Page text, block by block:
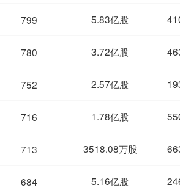
799 5.83亿股
780 3.72亿股
752 2.57亿股
716 1.78亿股
713 3518.08万股
684 5.16亿股